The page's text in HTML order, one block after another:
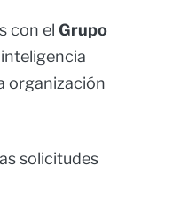
con el Grupo
organización
solicitudes